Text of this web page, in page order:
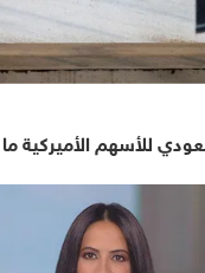
للأسهم الأميركية ما